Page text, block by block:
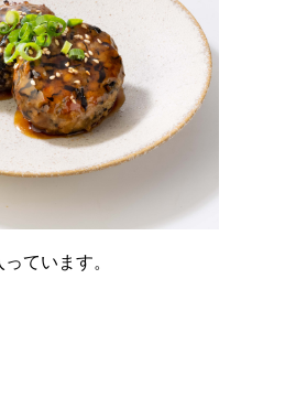
ています。